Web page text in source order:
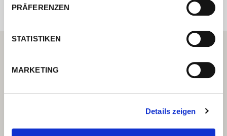
PRÄFERENZEN
STATISTIKEN
MARKETING
Details zeigen